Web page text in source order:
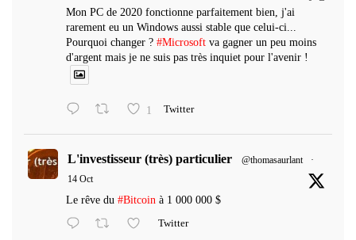
Mon PC de 2020 fonctionne parfaitement bien, j'ai
rarement eu un Windows aussi stable que celui-ci...
Pourquoi changer ? #Microsoft va gagner un peu moins
d'argent mais je ne suis pas très inquiet pour l'avenir !
1 Twitter
L'investisseur (très) particulier @thomasaurlant
·
14 Oct
Le rêve du #Bitcoin à 1 000 000 $
Twitter